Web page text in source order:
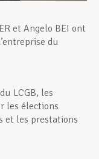
et Angelo BEI ont
du
LCGB, les
les élections
et les prestations